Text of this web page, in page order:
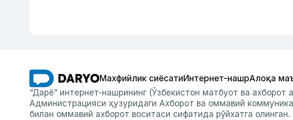
Махфийлик сиёсатиИнтернет-нашрАлоқа
“Дарё” интернет-нашрининг (Ўзбекистон матбуот ва
Администрацияси ҳузуридаги Ахборот ва оммавий
билан оммавий ахборот воситаси сифатида рўйхатга